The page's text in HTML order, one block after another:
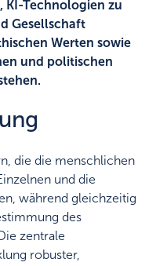
KI-Technologien zu
Gesellschaft
Werten sowie
und politischen
die die menschlichen
und die
während gleichzeitig
des
zentrale
robuster,